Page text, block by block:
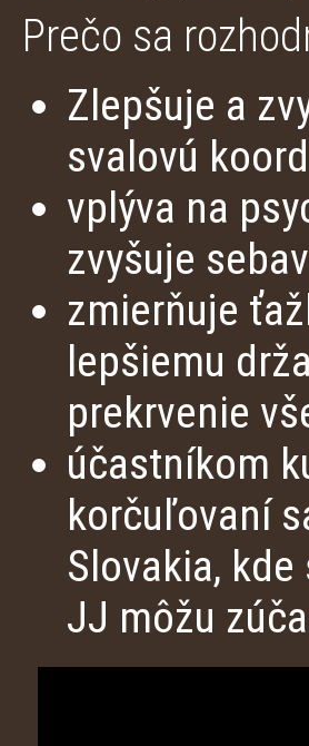
Prečo sa
Zlepšuje a
svalovú
vplýva na
zvyšuje
zmierňuje
lepšiemu
prekrvenie
účastníkom
korčuľovaní
Slovakia,
JJ môžu